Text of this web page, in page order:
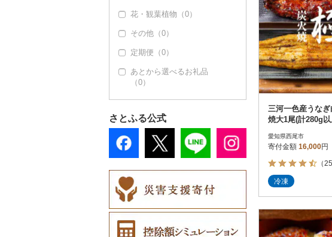
乾物（0）
燻製（スモーク）
その他加工品（0）
花・観葉植物（0）
その他（0）
定期便（0）
あとから選べるお礼品
（0）
さとふる公式
三河一色産うな
焼大1尾(計280g
愛知県西尾市
寄付金額 16,000円
（
冷凍